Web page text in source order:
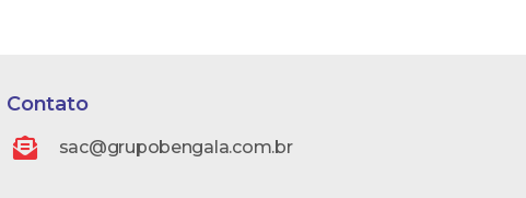
Contato
sac@grupobengala.com.br